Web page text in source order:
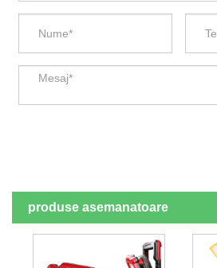
produse asemanatoare